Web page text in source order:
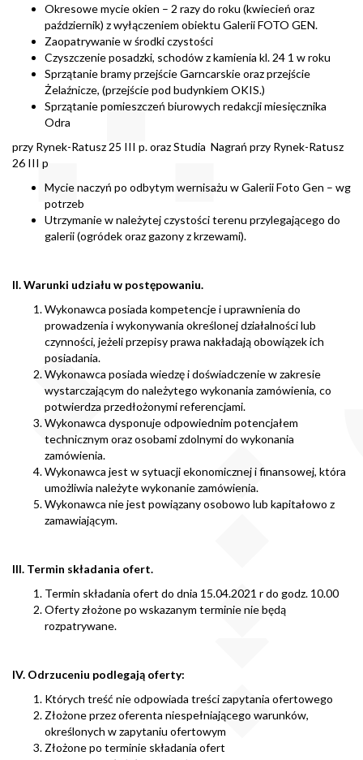
Okresowe mycie okien – 2 razy do roku (kwiecień oraz
październik) z wyłączeniem obiektu Galerii FOTO GEN.
Zaopatrywanie w środki czystości
Czyszczenie posadzki, schodów z kamienia kl. 24 1 w roku
Sprzątanie bramy przejście Garncarskie oraz przejście
Żelaźnicze, (przejście pod budynkiem OKIS.)
Sprzątanie pomieszczeń biurowych redakcji miesięcznika
Odra
przy Rynek-Ratusz 25 III p. oraz Studia Nagrań przy Rynek-Ratusz
26 III p
Mycie naczyń po odbytym wernisażu w Galerii Foto Gen – wg
potrzeb
Utrzymanie w należytej czystości terenu przylegającego do
galerii (ogródek oraz gazony z krzewami).
II.Warunki udziału w postępowaniu.
Wykonawca posiada kompetencje i uprawnienia do
prowadzenia i wykonywania określonej działalności lub
czynności, jeżeli przepisy prawa nakładają obowiązek ich
posiadania.
Wykonawca posiada wiedzę i doświadczenie w zakresie
wystarczającym do należytego wykonania zamówienia, co
potwierdza przedłożonymi referencjami.
Wykonawca dysponuje odpowiednim potencjałem
technicznym oraz osobami zdolnymi do wykonania
zamówienia.
Wykonawca jest w sytuacji ekonomicznej i finansowej, która
umożliwia należyte wykonanie zamówienia.
Wykonawca nie jest powiązany osobowo lub kapitałowo z
zamawiającym.
III. Termin składania ofert.
Termin składania ofert do dnia 15.04.2021 r do godz. 10.00
Oferty złożone po wskazanym terminie nie będą
rozpatrywane.
IV. Odrzuceniu podlegają oferty:
Których treść nie odpowiada treści zapytania ofertowego
Złożone przez oferenta niespełniającego warunków,
określonych w zapytaniu ofertowym
Złożone po terminie składania ofert